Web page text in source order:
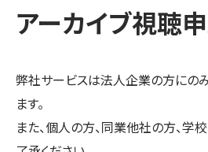
アーカイブ視聴
弊社サービスは法人企業の方にの
ます。
また、個人の方、同業他社の方、学